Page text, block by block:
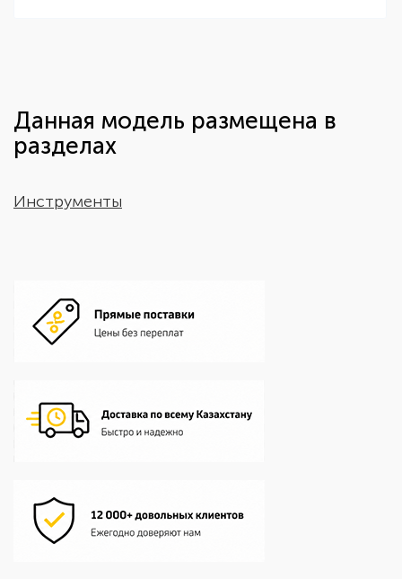
Данная модель размещена в
разделах
Инструменты